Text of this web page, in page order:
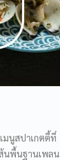
มนูสปาเกตตี้ที่
นพื้นฐานเพลน